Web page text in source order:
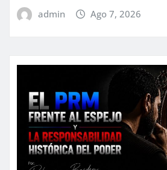
admin Ago 7, 2026